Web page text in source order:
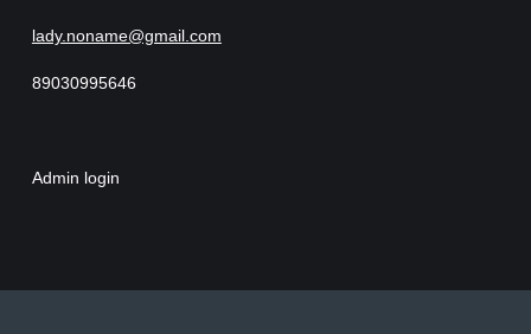
lady.noname@gmail.com
89030995646
Admin login